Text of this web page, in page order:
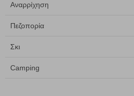
Αναρρίχηση
Πεζοπορία
Σκι
Camping